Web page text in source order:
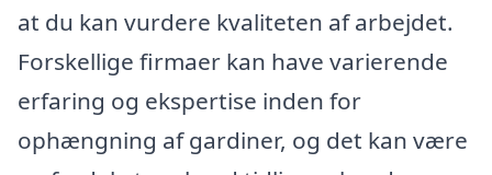
at du kan vurdere kvaliteten af arbejdet.
Forskellige firmaer kan have varierende
erfaring og ekspertise inden for
ophængning af gardiner, og det kan være